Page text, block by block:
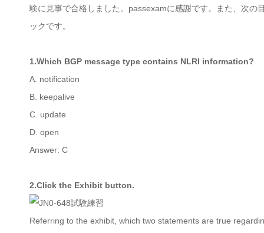
験に見事で合格しました。passexamに感謝です。また、次
ックです。
1.Which BGP message type contains NLRI information?
A. notification
B. keepalive
C. update
D. open
Answer: C
2.Click the Exhibit button.
Referring to the exhibit, which two statements are true